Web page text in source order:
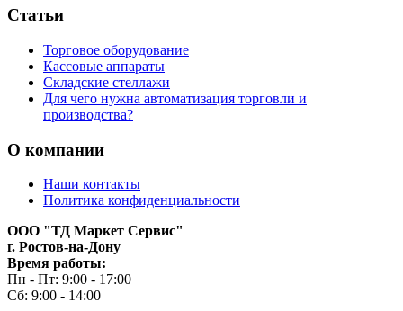
Статьи
Торговое оборудование
Кассовые аппараты
Складские стеллажи
Для чего нужна автоматизация торговли и
производства?
О компании
Наши контакты
Политика конфиденциальности
ООО "ТД Маркет Сервис"
г. Ростов-на-Дону
Время работы:
Пн - Пт: 9:00 - 17:00
Сб: 9:00 - 14:00